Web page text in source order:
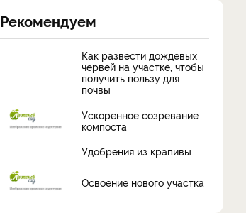
Рекомендуем
Как развести дождевых
червей на участке, чтобы
получить пользу для
почвы
Ускоренное созревание
компоста
Удобрения из крапивы
Освоение нового участка